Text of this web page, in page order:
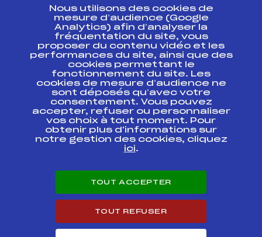
Ressources
Pass’Neige
Projet sportif fédéral
Projet de performance fédéral
Antidopage
Pôle Développement, Formation, Suivi
Scientifique
Listes ministérielles
Pôle vie de l’athlète
Enseignement professionnel
Carrières
Nous utilisons des cookies de
mesure d’audience (Google
Analytics) afin d’analyser la
fréquentation du site, vous
proposer du contenu vidéo et les
performances du site, ainsi que des
cookies permettant le
fonctionnement du site. Les
cookies de mesure d’audience ne
sont déposés qu’avec votre
consentement. Vous pouvez
accepter, refuser ou personnaliser
vos choix à tout moment. Pour
obtenir plus d'informations sur
notre gestion des cookies, cliquez
ici.
TOUT ACCEPTER
TOUT REFUSER